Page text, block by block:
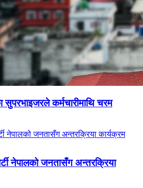
कर्मचारीमाथि चरम
नेपालको जनतासँग अन्तरक्रिया